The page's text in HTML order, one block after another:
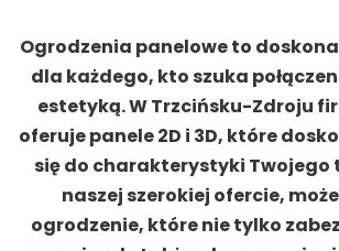
Ogrodzenia panelowe to
dla każdego, kto szuka
estetyką. W Trzcińsku-Zdroju
oferuje panele 2D i 3D, które
się do charakterystyki Twojego
naszej szerokiej ofercie,
ogrodzenie, które nie tylko